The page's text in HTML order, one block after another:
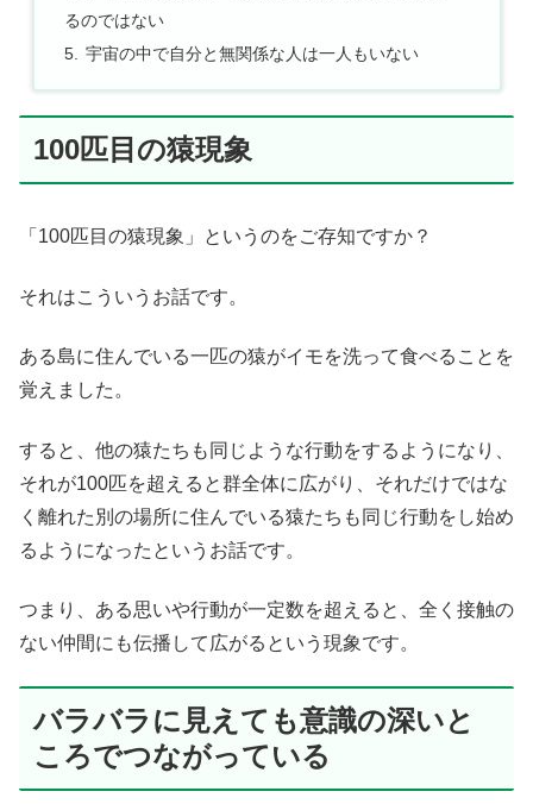
るのではない
宇宙の中で自分と無関係な人は一人もいない
100匹目の猿現象
「100匹目の猿現象」というのをご存知ですか？
それはこういうお話です。
ある島に住んでいる一匹の猿がイモを洗って食べることを
覚えました。
すると、他の猿たちも同じような行動をするようになり、
それが100匹を超えると群全体に広がり、それだけではな
く離れた別の場所に住んでいる猿たちも同じ行動をし始め
るようになったというお話です。
つまり、ある思いや行動が一定数を超えると、全く接触の
ない仲間にも伝播して広がるという現象です。
バラバラに見えても意識の深いと
ころでつながっている